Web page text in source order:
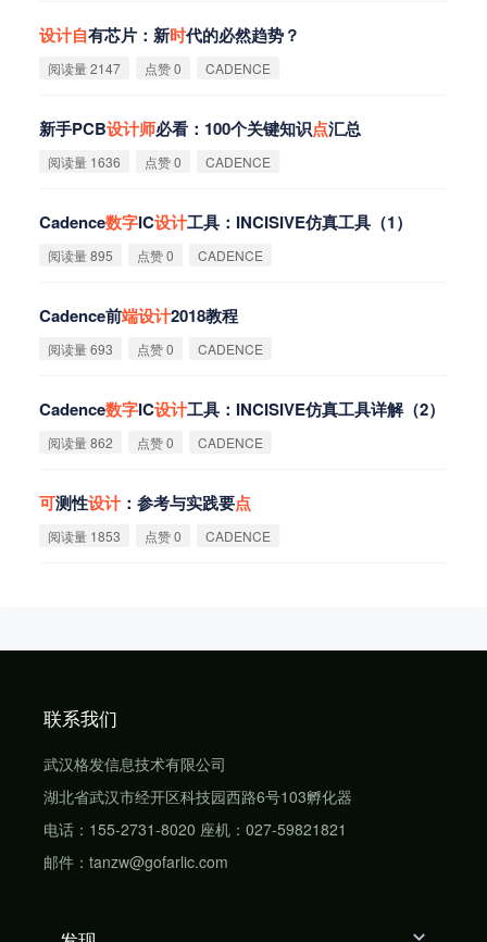
设计自有芯片：新时代的必然趋势？
阅读量 2147 点赞 0 CADENCE
新手PCB设计师必看：100个关键知识点汇总
阅读量 1636 点赞 0 CADENCE
Cadence数字IC设计工具：INCISIVE仿真工具（1）
阅读量 895 点赞 0 CADENCE
Cadence前端设计2018教程
阅读量 693 点赞 0 CADENCE
Cadence数字IC设计工具：INCISIVE仿真工具详解（2）
阅读量 862 点赞 0 CADENCE
可测性设计：参考与实践要点
阅读量 1853 点赞 0 CADENCE
联系我们
武汉格发信息技术有限公司
湖北省武汉市经开区科技园西路6号103孵化器
电话：155-2731-8020 座机：027-59821821
邮件：tanzw@gofarlic.com